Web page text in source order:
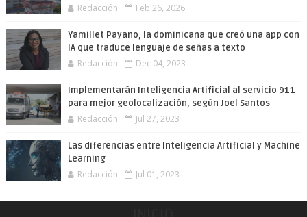
Redacción Feb 26, 2026
Yamillet Payano, la dominicana que creó una app con
IA que traduce lenguaje de señas a texto
Redacción Dec 04, 2023
Implementarán Inteligencia Artificial al servicio 911
para mejor geolocalización, según Joel Santos
Redacción Jul 27, 2023
Las diferencias entre Inteligencia Artificial y Machine
Learning
Redacción Jul 01, 2023